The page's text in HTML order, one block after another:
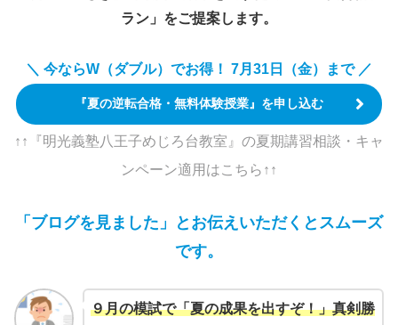
ラン」をご提案します。
＼ 今ならW（ダブル）でお得！ 7月31日（金）まで ／
『夏の逆転合格・無料体験授業』を申し込む
↑↑『明光義塾八王子めじろ台教室』の夏期講習相談・キャ
ンペーン適用はこちら↑↑
「ブログを見ました」とお伝えいただくとスムーズ
です。
９月の模試で「夏の成果を出すぞ！」真剣勝